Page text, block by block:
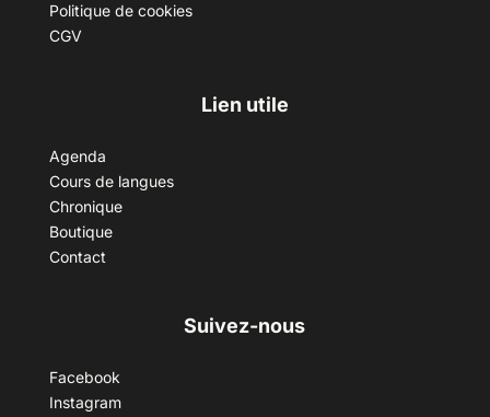
Politique de cookies
CGV
Lien utile
Agenda
Cours de langues
Chronique
Boutique
Contact
Suivez-nous
Facebook
Instagram